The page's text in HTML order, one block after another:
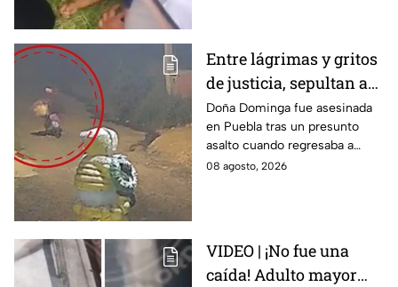
Entre lágrimas y gritos
de justicia, sepultan a
doña Dominga, la
abuelita asesinada tras
asalto en Amozoc,
Puebla
Doña Dominga fue asesinada
en Puebla tras un presunto
asalto cuando regresaba a
casa; familiares y amigos la
08 agosto, 2026
VIDEO | ¡No fue una
caída! Adulto mayor